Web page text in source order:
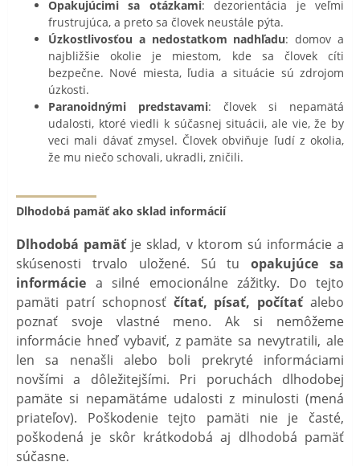
Opakujúcimi sa otázkami: dezorientácia je veľmi
frustrujúca, a preto sa človek neustále pýta.
Úzkostlivosťou a nedostatkom nadhľadu: domov a
najbližšie okolie je miestom, kde sa človek cíti
bezpečne. Nové miesta, ľudia a situácie sú zdrojom
úzkosti.
Paranoidnými predstavami: človek si nepamätá
udalosti, ktoré viedli k súčasnej situácii, ale vie, že by
veci mali dávať zmysel. Človek obviňuje ľudí z okolia,
že mu niečo schovali, ukradli, zničili.
Dlhodobá pamäť ako sklad informácií
Dlhodobá pamäťje sklad, v ktorom sú informácie a
skúsenosti trvalo uložené. Sú tuopakujúce sa
informácie a silné emocionálne zážitky. Do tejto
pamäti patrí schopnosť čítať, písať, počítaťalebo
poznať svoje vlastné meno. Ak si nemôžeme
informácie hneď vybaviť, z pamäte sa nevytratili, ale
len sa nenašli alebo boli prekryté informáciami
novšími a dôležitejšími. Pri poruchách dlhodobej
pamäte si nepamätáme udalosti z minulosti (mená
priateľov). Poškodenie tejto pamäti nie je časté,
poškodená je skôr krátkodobá aj dlhodobá pamäť
súčasne.